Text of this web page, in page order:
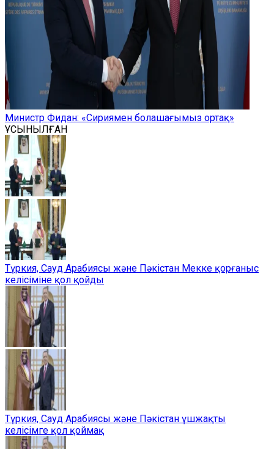
Министр Фидан: «Сириямен болашағымыз ортақ»
ҰСЫНЫЛҒАН
Түркия, Сауд Арабиясы және Пәкістан Мекке қорғаныс
келісіміне қол қойды
Түркия, Сауд Арабиясы және Пәкістан үшжақты
келісімге қол қоймақ